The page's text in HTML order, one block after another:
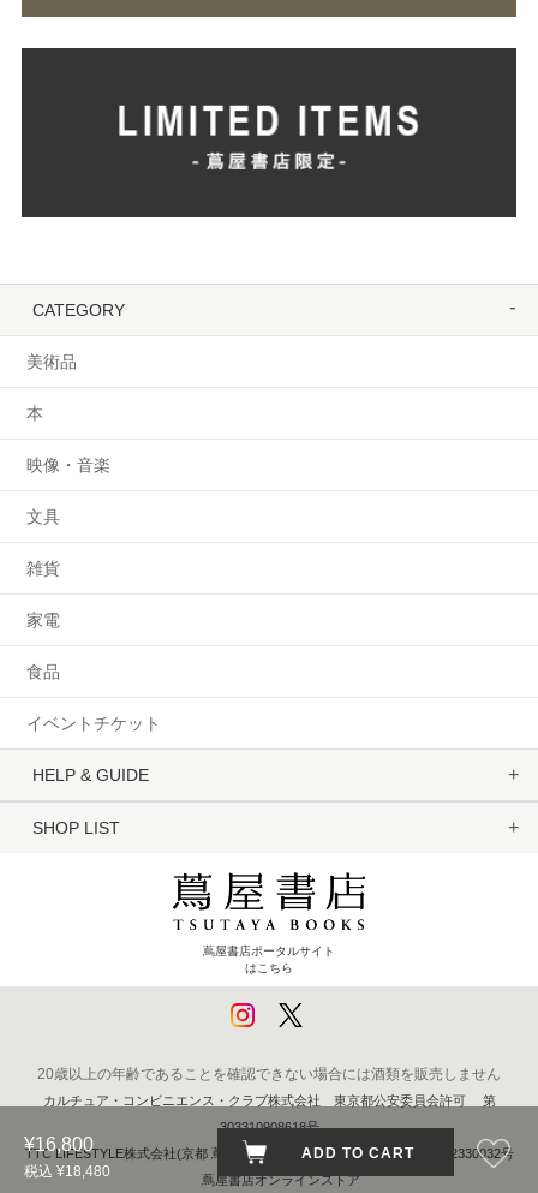
¥16,800
税込 ¥18,480
ADD TO CART
CATEGORY
美術品
本
映像・音楽
文具
雑貨
家電
食品
イベントチケット
HELP & GUIDE
SHOP LIST
蔦屋書店ポータルサイト
はこちら
20歳以上の年齢であることを確認できない場合には酒類を販売しません
カルチュア・コンビニエンス・クラブ株式会社 東京都公安委員会許可 第
303310908618号
TTC LIFESTYLE株式会社(京都 蔦屋書店) 京都府公安委員会 第611262330032号
蔦屋書店オンラインストア